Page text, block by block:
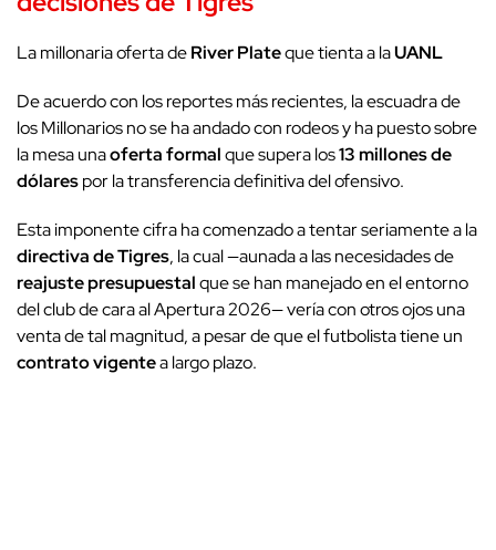
La millonaria oferta deRiver Plateque tienta a laUANL
De acuerdo con los reportes más recientes, la escuadra de
los Millonarios no se ha andado con rodeos y ha puesto sobre
la mesa unaoferta formalque supera los13 millones de
dólarespor la transferencia definitiva del ofensivo.
Esta imponente cifra ha comenzado a tentar seriamente a la
directiva de Tigres, la cual —aunada a las necesidades de
reajuste presupuestalque se han manejado en el entorno
del club de cara al Apertura 2026— vería con otros ojos una
venta de tal magnitud, a pesar de que el futbolista tiene un
contrato vigentea largo plazo.